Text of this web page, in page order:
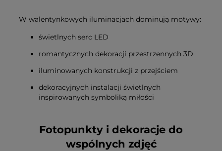
W walentynkowych iluminacjach dominują motywy:
świetlnych serc LED
romantycznych dekoracji przestrzennych 3D
iluminowanych konstrukcji z przejściem
dekoracyjnych instalacji świetlnych
inspirowanych symboliką miłości
Fotopunkty i dekoracje do
wspólnych zdjęć